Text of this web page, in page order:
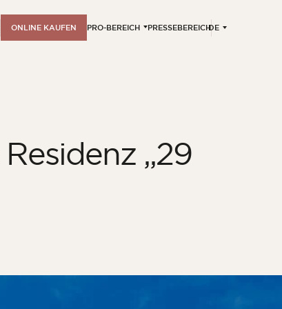
ONLINE KAUFEN PRO-BEREICH PRESSEBEREICHDE
„29